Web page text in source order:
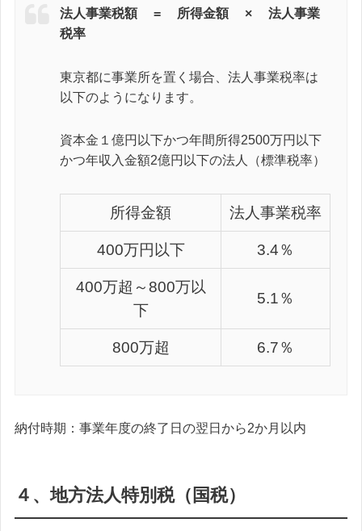
法人事業税額 = 所得金額 × 法人事業
税率
東京都に事業所を置く場合、法人事業税率は
以下のようになります。
資本金１億円以下かつ年間所得2500万円以下
かつ年収入金額2億円以下の法人（標準税率）
所得金額 法人事業税率
400万円以下 3.4％
400万超～800万以
下
5.1％
800万超 6.7％
納付時期：事業年度の終了日の翌日から2か月以内
４、地方法人特別税（国税）